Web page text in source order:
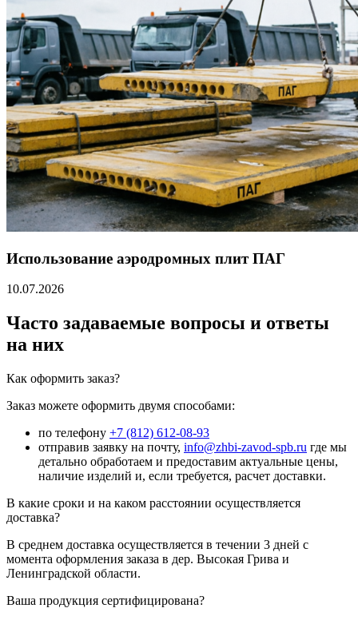
Использование аэродромных плит ПАГ
10.07.2026
Часто задаваемые вопросы и ответы
на них
Как оформить заказ?
Заказ можете оформить двумя способами:
по телефону +7 (812) 612-08-93
отправив заявку на почту, info@zhbi-zavod-spb.ru где мы
детально обработаем и предоставим актуальные цены,
наличие изделий и, если требуется, расчет доставки.
В какие сроки и на каком расстоянии осуществляется
доставка?
В среднем доставка осуществляется в течении 3 дней с
момента оформления заказа в дер. Высокая Грива и
Ленинградской области.
Ваша продукция сертифицирована?